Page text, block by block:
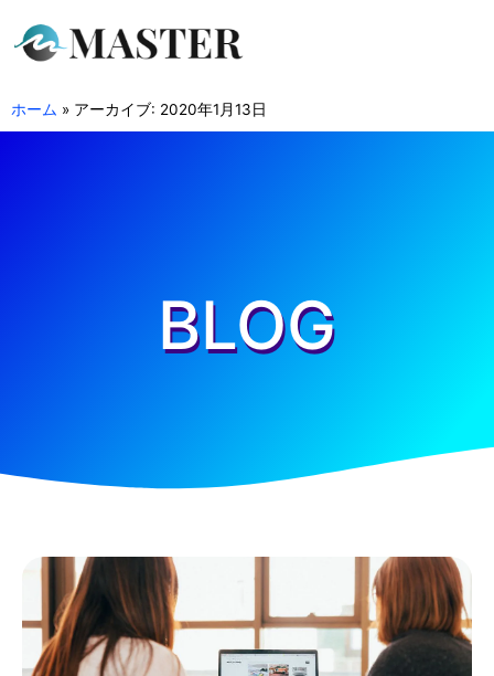
ホーム » アーカイブ: 2020年1月13日
BLOG